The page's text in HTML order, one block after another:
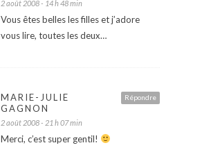
2 août 2008 - 14 h 48 min
Vous êtes belles les filles et j’adore
vous lire, toutes les deux…
Répondre
MARIE-JULIE
GAGNON
2 août 2008 - 21 h 07 min
Merci, c’est super gentil!